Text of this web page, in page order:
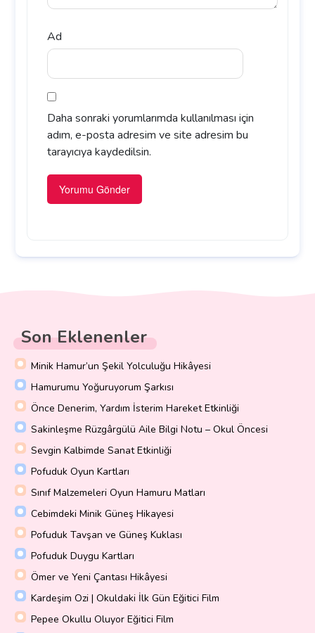
Ad
Daha sonraki yorumlarımda kullanılması için
adım, e-posta adresim ve site adresim bu
tarayıcıya kaydedilsin.
Son Eklenenler
Minik Hamur’un Şekil Yolculuğu Hikâyesi
Hamurumu Yoğuruyorum Şarkısı
Önce Denerim, Yardım İsterim Hareket Etkinliği
Sakinleşme Rüzgârgülü Aile Bilgi Notu – Okul Öncesi
Sevgin Kalbimde Sanat Etkinliği
Pofuduk Oyun Kartları
Sınıf Malzemeleri Oyun Hamuru Matları
Cebimdeki Minik Güneş Hikayesi
Pofuduk Tavşan ve Güneş Kuklası
Pofuduk Duygu Kartları
Ömer ve Yeni Çantası Hikâyesi
Kardeşim Ozi | Okuldaki İlk Gün Eğitici Film
Pepee Okullu Oluyor Eğitici Film